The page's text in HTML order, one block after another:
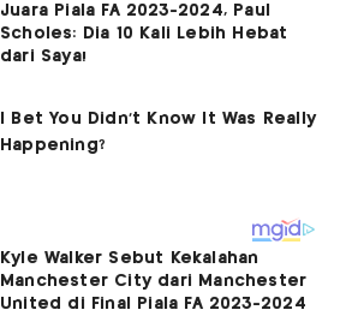
Juara Piala FA 2023-2024, Paul
Scholes: Dia 10 Kali Lebih Hebat
dari Saya!
Kyle Walker Sebut Kekalahan
Manchester City dari Manchester
United di Final Piala FA 2023-2024